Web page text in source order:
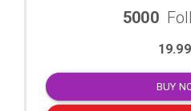
5000
BUY